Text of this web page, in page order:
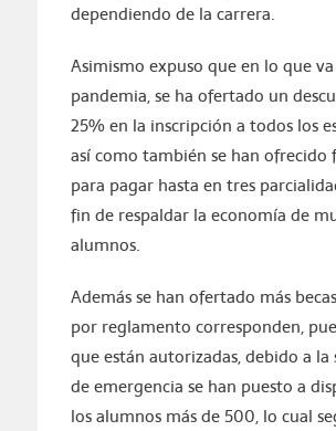
dependiendo de la carrera.
Asimismo expuso que en lo que
pandemia, se ha ofertado un
25% en la inscripción a todos los
así como también se han ofrecido
para pagar hasta en tres
fin de respaldar la economía de
alumnos.
Además se han ofertado más
por reglamento corresponden,
que están autorizadas, debido a la
de emergencia se han puesto a
los alumnos más de 500, lo cual